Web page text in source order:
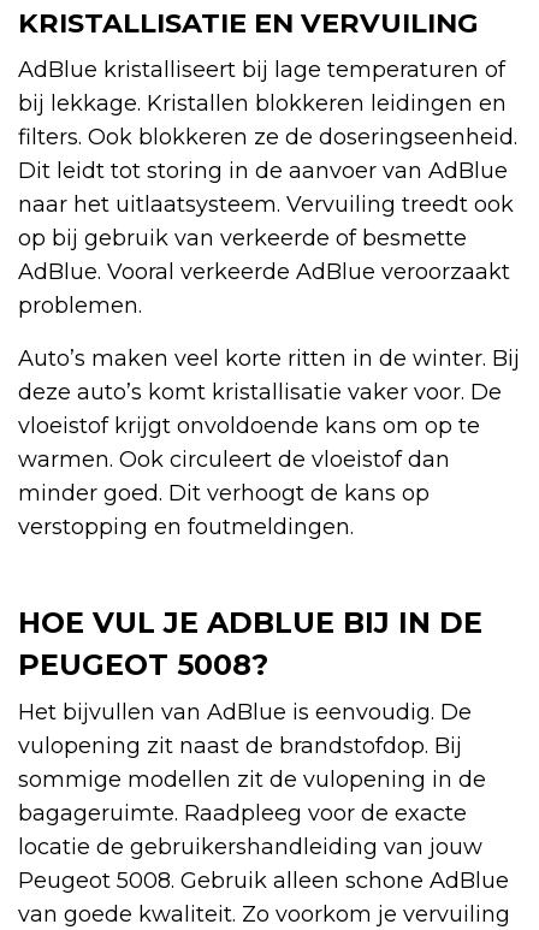
KRISTALLISATIE EN VERVUILING
AdBlue kristalliseert bij lage temperaturen of
bij lekkage. Kristallen blokkeren leidingen en
filters. Ook blokkeren ze de doseringseenheid.
Dit leidt tot storing in de aanvoer van AdBlue
naar het uitlaatsysteem. Vervuiling treedt ook
op bij gebruik van verkeerde of besmette
AdBlue. Vooral verkeerde AdBlue veroorzaakt
problemen.
Auto’s maken veel korte ritten in de winter. Bij
deze auto’s komt kristallisatie vaker voor. De
vloeistof krijgt onvoldoende kans om op te
warmen. Ook circuleert de vloeistof dan
minder goed. Dit verhoogt de kans op
verstopping en foutmeldingen.
HOE VUL JE ADBLUE BIJ IN DE
PEUGEOT 5008?
Het bijvullen van AdBlue is eenvoudig. De
vulopening zit naast de brandstofdop. Bij
sommige modellen zit de vulopening in de
bagageruimte. Raadpleeg voor de exacte
locatie de gebruikershandleiding van jouw
Peugeot 5008. Gebruik alleen schone AdBlue
van goede kwaliteit. Zo voorkom je vervuiling